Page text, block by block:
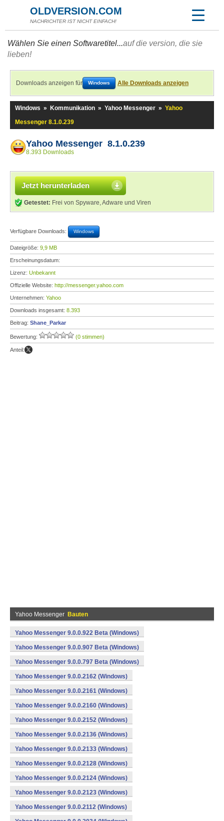
OLDVERSION.COM
NACHRICHTER IST NICHT EINFACH!
Wählen Sie einen Softwaretitel...auf die version, die sie
lieben!
Downloads anzeigen für Windows Alle Downloads anzeigen
Windows » Kommunikation » Yahoo Messenger » Yahoo
Messenger 8.1.0.239
Yahoo Messenger 8.1.0.239
8.393 Downloads
Jetzt herunterladen
Getestet: Frei von Spyware, Adware und Viren
Verfügbare Downloads: Windows
Dateigröße: 9,9 MB
Erscheinungsdatum:
Lizenz: Unbekannt
Offizielle Website: http://messenger.yahoo.com
Unternehmen: Yahoo
Downloads insgesamt: 8.393
Beitrag: Shane_Parkar
Bewertung: (0 stimmen)
Anteil:
Yahoo Messenger Bauten
Yahoo Messenger 9.0.0.922 Beta (Windows)
Yahoo Messenger 9.0.0.907 Beta (Windows)
Yahoo Messenger 9.0.0.797 Beta (Windows)
Yahoo Messenger 9.0.0.2162 (Windows)
Yahoo Messenger 9.0.0.2161 (Windows)
Yahoo Messenger 9.0.0.2160 (Windows)
Yahoo Messenger 9.0.0.2152 (Windows)
Yahoo Messenger 9.0.0.2136 (Windows)
Yahoo Messenger 9.0.0.2133 (Windows)
Yahoo Messenger 9.0.0.2128 (Windows)
Yahoo Messenger 9.0.0.2124 (Windows)
Yahoo Messenger 9.0.0.2123 (Windows)
Yahoo Messenger 9.0.0.2112 (Windows)